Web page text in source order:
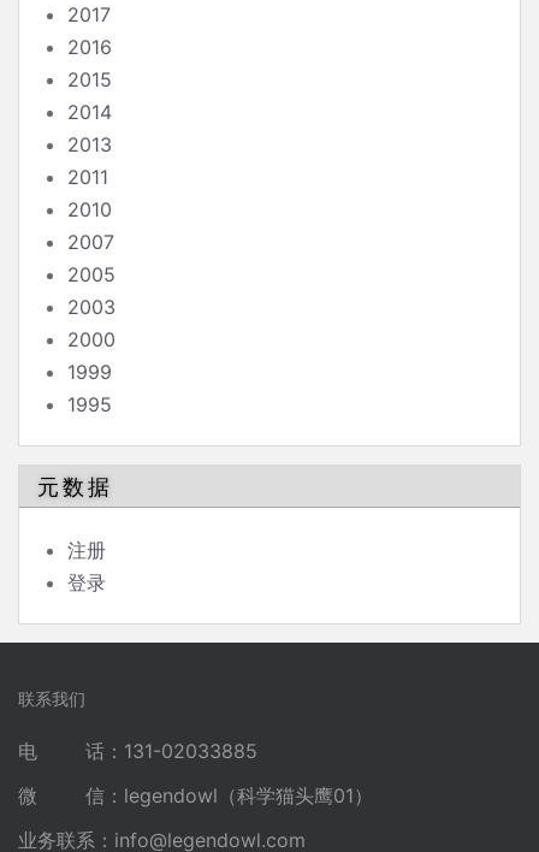
2017
2016
2015
2014
2013
2011
2010
2007
2005
2003
2000
1999
1995
元数据
注册
登录
联系我们
电 话：131-02033885
微 信：legendowl（科学猫头鹰01）
业务联系： info@legendowl.com